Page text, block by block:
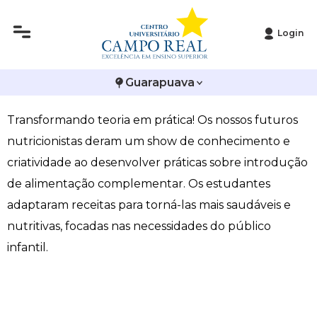
Login
Guarapuava
Acadêmicos desenvolvem prática de alimentação
Transformando teoria em prática! Os nossos futuros
nutricionistas deram um show de conhecimento e
criatividade ao desenvolver práticas sobre introdução
de alimentação complementar. Os estudantes
adaptaram receitas para torná-las mais saudáveis e
nutritivas, focadas nas necessidades do público
infantil.
Infraestrutura
Editais
Publicações Institucionais
Arquitetura e Urbanismo
Biomedicina
Ciências Contábeis
Direito
Enfermagem
Vestibular de Inverno
Vestibular de Medicina
2ª Via de Boleto
Atestado de Matrícula
Atividades Complementares e Sociais
Biblioteca
Calendário Acadêmico
Calendário de Provas
Avalie a Campo Real
Bolsas e Incentivos
CPA
COLAP
Comissão de Ética no Uso de Animais
Comitê de Ética em Pesquisa